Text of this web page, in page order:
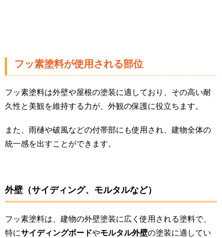
フッ素塗料が使用される部位
フッ素塗料は外壁や屋根の塗装に適しており、その高い耐
久性と美観を維持する力が、外観の保護に役立ちます。
また、雨樋や破風などの付帯部にも使用され、建物全体の
統一感を出すことができます。
外壁（サイディング、モルタルなど）
フッ素塗料は、建物の外壁塗装に広く使用される塗料で、
特にサイディングボードやモルタル外壁の塗装に適してい